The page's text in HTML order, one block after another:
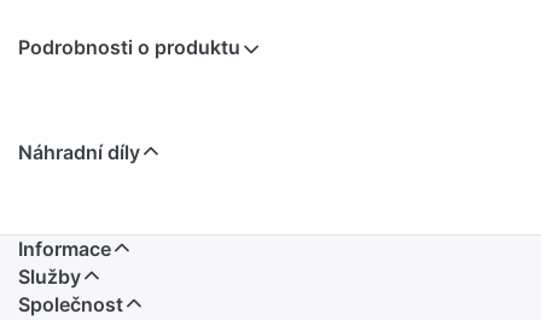
Podrobnosti o produktu
Náhradní díly
Informace
Služby
Společnost